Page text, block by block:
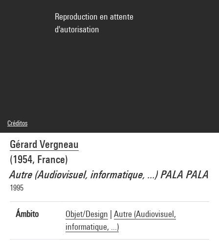
Gérard Vergneau
(1954, France)
Autre (Audiovisuel, informatique, ...) PALA PALA
1995
Ámbito Objet/Design
Autre (Audiovisuel,
informatique, ...)
Reproduction en attente
d'autorisation
Créditos
© Gérard Vergneau
Créditos fotográficos : Centre Pompidou, MNAM-CCI/Philippe Migeat/Dist.
GrandPalaisRmn
Referencia de la imagen : 4R05272 [1997 CX 6005]